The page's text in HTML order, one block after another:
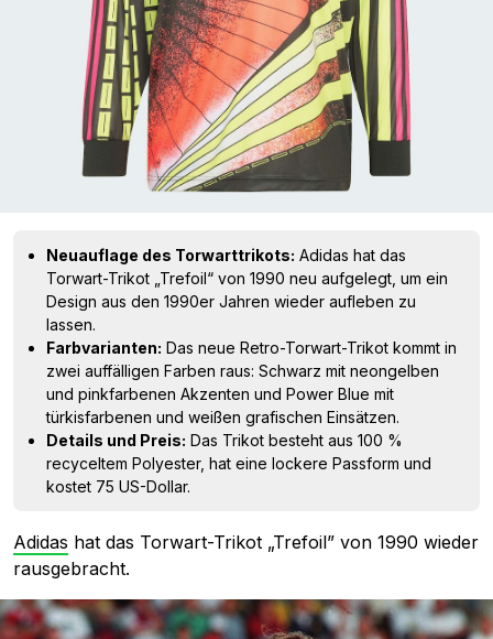
Neuauflage des Torwarttrikots: Adidas hat das
Torwart-Trikot „Trefoil“ von 1990 neu aufgelegt, um ein
Design aus den 1990er Jahren wieder aufleben zu
lassen.
Farbvarianten: Das neue Retro-Torwart-Trikot kommt in
zwei auffälligen Farben raus: Schwarz mit neongelben
und pinkfarbenen Akzenten und Power Blue mit
türkisfarbenen und weißen grafischen Einsätzen.
Details und Preis: Das Trikot besteht aus 100 %
recyceltem Polyester, hat eine lockere Passform und
kostet 75 US-Dollar.
Adidas hat das Torwart-Trikot „Trefoil” von 1990 wieder
rausgebracht.